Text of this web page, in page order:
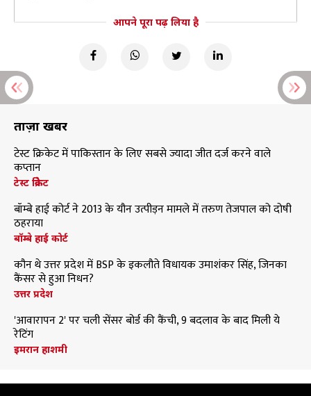
आपने पूरा पढ़ लिया है
ताज़ा खबरें
टेस्ट क्रिकेट में पाकिस्तान के लिए सबसे ज्यादा जीत दर्ज करने वाले
कप्तान
टेस्ट क्रिकेट
बॉम्बे हाई कोर्ट ने 2013 के यौन उत्पीड़न मामले में तरुण तेजपाल को दोषी
ठहराया
बॉम्बे हाई कोर्ट
कौन थे उत्तर प्रदेश में BSP के इकलौते विधायक उमाशंकर सिंह, जिनका
कैंसर से हुआ निधन?
उत्तर प्रदेश
'आवारापन 2' पर चली सेंसर बोर्ड की कैंची, 9 बदलाव के बाद मिली ये
रेटिंग
इमरान हाशमी